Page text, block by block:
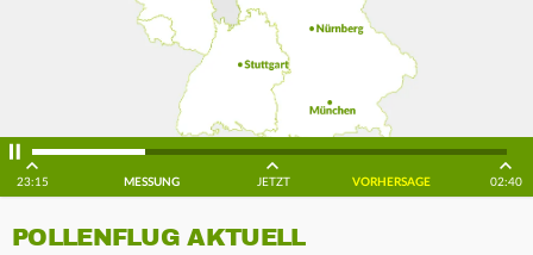
23:15 MESSUNG JETZT VORHERSAGE 02:40
POLLENFLUG AKTUELL